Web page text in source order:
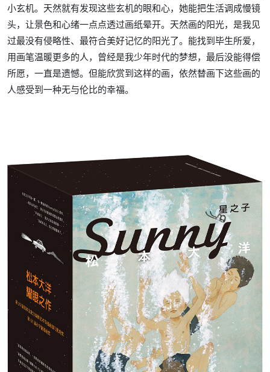
小玄机。天然就有发现这些玄机的眼和心，她能把生活调成慢镜
头，让景色和心绪一点点透过画纸晕开。天然画的阳光，是我见
过最没有侵略性、最符合美好记忆的阳光了。能找到毕生所爱，
用画笔温暖更多的人，曾经是我少年时代的梦想，最后没能得偿
所愿，一直是遗憾。但能欣赏到这样的画，依然替画下这些画的
人感受到一种无与伦比的幸福。